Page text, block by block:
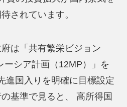
されています。
は「共有繁栄ビジョン
ーシア計画（12MP）」を
進国入りを明確に目標設定
基準で見ると、 高所得国